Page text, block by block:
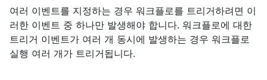
여러 이벤트를 지정하는 경우 워크플로를 트리거하려면 이
러한 이벤트 중 하나만 발생해야 합니다. 워크플로에 대한
트리거 이벤트가 여러 개 동시에 발생하는 경우 워크플로
실행 여러 개가 트리거됩니다.